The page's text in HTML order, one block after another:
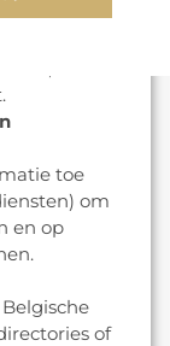
klanten
toe
om
en op
of